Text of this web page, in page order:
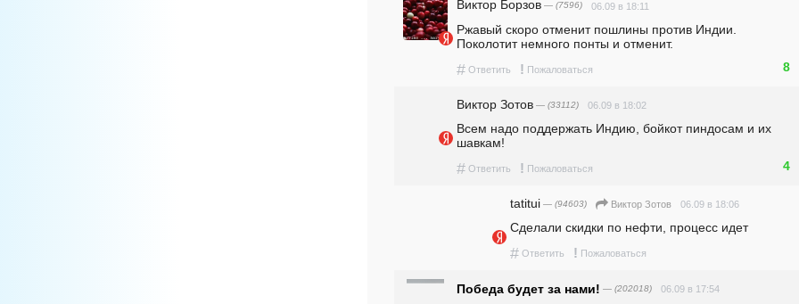
Виктор Борзов — (7596) 06.09 в 18:11
Ржавый скоро отменит пошлины против Индии.
Поколотит немного понты и отменит.
# Ответить ! Пожаловаться 8
Виктор Зотов — (33112) 06.09 в 18:02
Всем надо поддержать Индию, бойкот пиндосам и их
шавкам!
# Ответить ! Пожаловаться 4
tatitui — (94603) Виктор Зотов 06.09 в 18:06
Сделали скидки по нефти, процесс идет
# Ответить ! Пожаловаться
Победа будет за нами! — (202018) 06.09 в 17:54